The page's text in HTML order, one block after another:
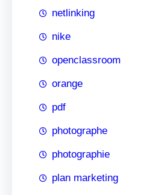
netlinking
nike
openclassroom
orange
pdf
photographe
photographie
plan marketing